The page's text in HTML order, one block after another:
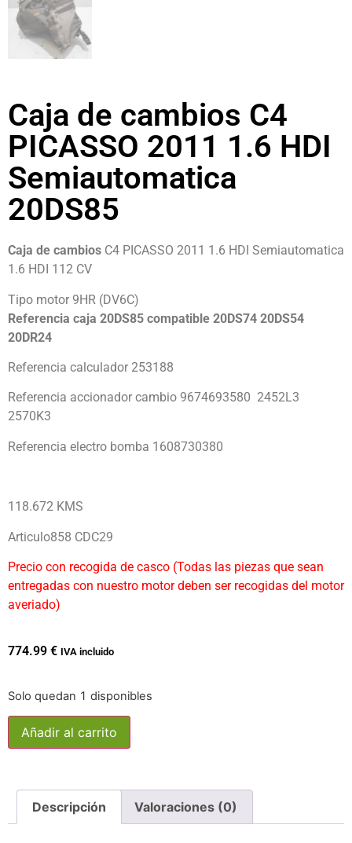
Caja de cambios C4
PICASSO 2011 1.6 HDI
Semiautomatica
20DS85
Caja de cambios C4 PICASSO 2011 1.6 HDI Semiautomatica
1.6 HDI 112 CV
Tipo motor 9HR (DV6C)
Referencia caja 20DS85 compatible 20DS74 20DS54
20DR24
Referencia calculador 253188
Referencia accionador cambio 9674693580 2452L3
2570K3
Referencia electro bomba 1608730380
118.672 KMS
Articulo858 CDC29
Precio con recogida de casco (Todas las piezas que sean
entregadas con nuestro motor deben ser recogidas del motor
averiado)
774.99 € IVA incluido
Solo quedan 1 disponibles
Añadir al carrito
Descripción Valoraciones (0)